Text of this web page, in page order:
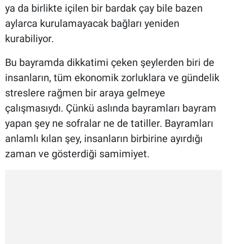
ya da birlikte içilen bir bardak çay bile bazen
aylarca kurulamayacak bağları yeniden
kurabiliyor.
Bu bayramda dikkatimi çeken şeylerden biri de
insanların, tüm ekonomik zorluklara ve gündelik
streslere rağmen bir araya gelmeye
çalışmasıydı. Çünkü aslında bayramları bayram
yapan şey ne sofralar ne de tatiller. Bayramları
anlamlı kılan şey, insanların birbirine ayırdığı
zaman ve gösterdiği samimiyet.